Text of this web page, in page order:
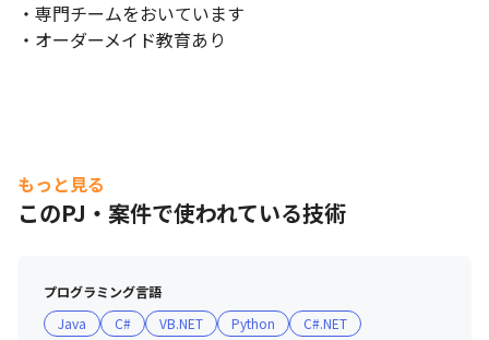
・専門チームをおいています
・オーダーメイド教育あり
もっと見る
このPJ・案件で使われている技術
プログラミング言語
Java
C# VB.NET Python C#.NET